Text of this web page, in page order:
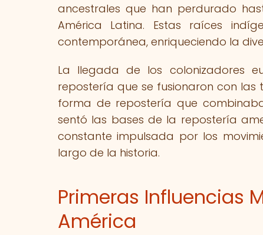
ancestrales que han perdurado
América Latina. Estas raíces
contemporánea, enriqueciendo la
La llegada de los colonizadores
repostería que se fusionaron con
forma de repostería que
sentó las bases de la repostería
constante impulsada por los
largo de la historia.
Primeras Influencias
América